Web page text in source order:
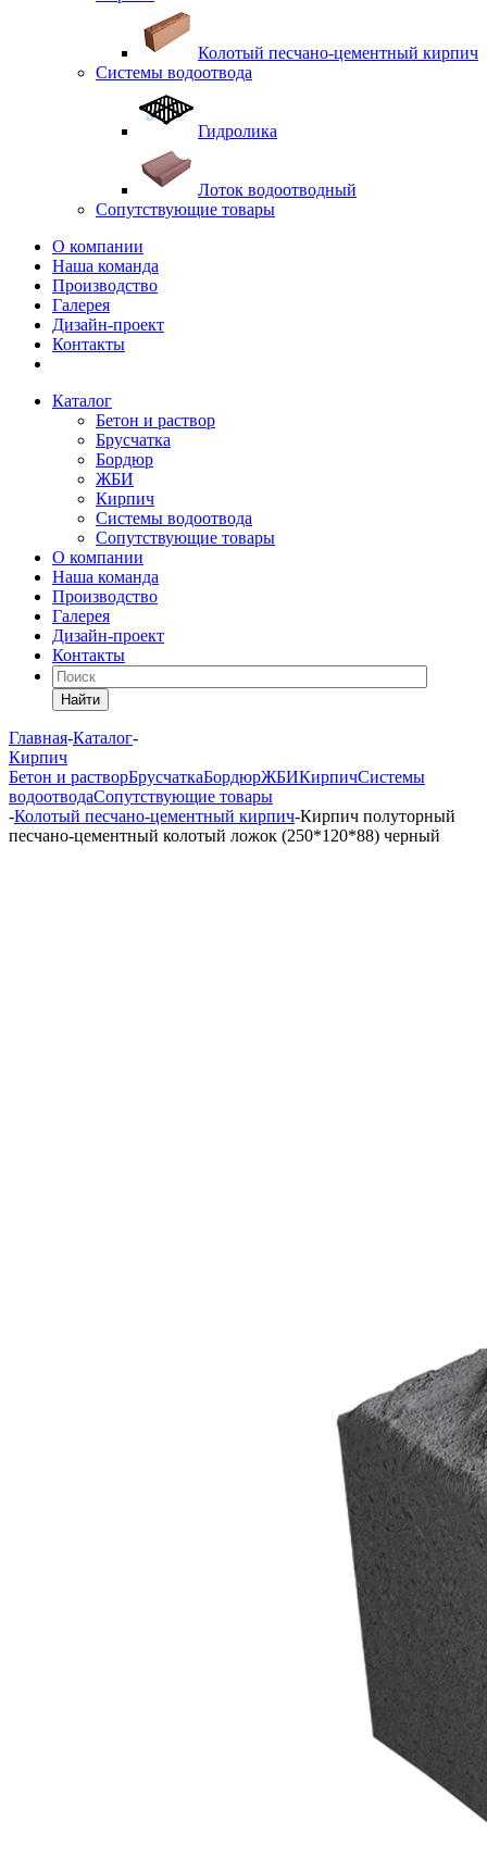
Колотый песчано-цементный кирпич
Системы водоотвода
Гидролика
Лоток водоотводный
Сопутствующие товары
О компании
Наша команда
Производство
Галерея
Дизайн-проект
Контакты
Каталог
Бетон и раствор
Брусчатка
Бордюр
ЖБИ
Кирпич
Системы водоотвода
Сопутствующие товары
О компании
Наша команда
Производство
Галерея
Дизайн-проект
Контакты
Найти
Главная-Каталог-
Кирпич
Бетон и растворБрусчаткаБордюрЖБИКирпичСистемы
водоотводаСопутствующие товары
-Колотый песчано-цементный кирпич-Кирпич полуторный
песчано-цементный колотый ложок (250*120*88) черный